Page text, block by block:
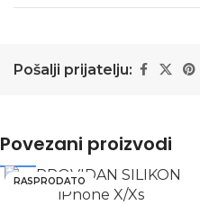
Pošalji prijatelju:
Povezani proizvodi
RASPRODATO